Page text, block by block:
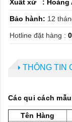
Xuất xứ : Hoàng
Bảo hành: 12
Hotline đặt hàng :
THÔNG TIN
Các qui cách
Tên Hàng